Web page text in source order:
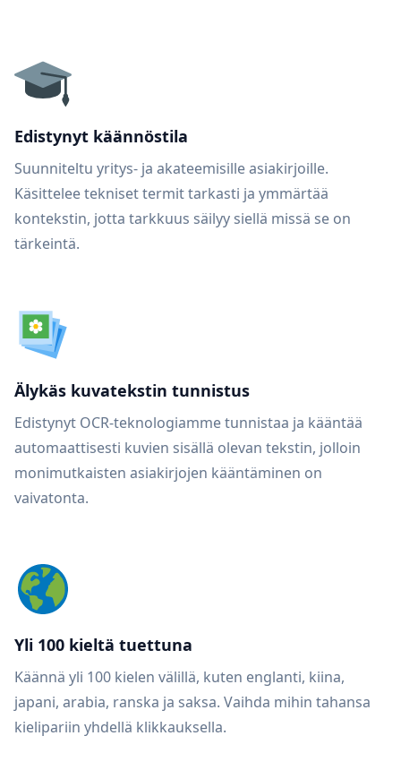
Edistynyt käännöstila
Suunniteltu yritys- ja akateemisille asiakirjoille.
Käsittelee tekniset termit tarkasti ja ymmärtää
kontekstin, jotta tarkkuus säilyy siellä missä se on
tärkeintä.
Älykäs kuvatekstin tunnistus
Edistynyt OCR-teknologiamme tunnistaa ja kääntää
automaattisesti kuvien sisällä olevan tekstin, jolloin
monimutkaisten asiakirjojen kääntäminen on
vaivatonta.
Yli 100 kieltä tuettuna
Käännä yli 100 kielen välillä, kuten englanti, kiina,
japani, arabia, ranska ja saksa. Vaihda mihin tahansa
kielipariin yhdellä klikkauksella.